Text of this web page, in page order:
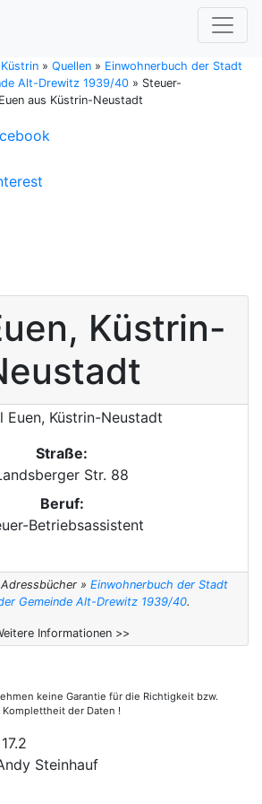
» Quellen » Einwohnerbuch der Stadt
Alt-Drewitz 1939/40 » Steuer-
aus Küstrin-Neustadt
, Küstrin-
Straße:
Str. 88
Beruf:
Betriebsassistent
» Einwohnerbuch der Stadt
Gemeinde Alt-Drewitz 1939/40.
Informationen >>
keine Garantie für die Richtigkeit bzw.
Komplettheit der Daten !
Steinhauf